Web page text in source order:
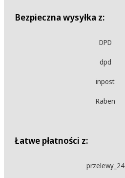
Bezpieczna wysyłka z:
DPD
dpd
inpost
Raben
Łatwe płatności z:
przelewy_24